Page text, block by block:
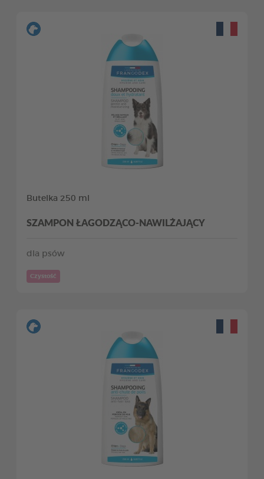
Butelka 250 ml
SZAMPON ŁAGODZĄCO-NAWILŻAJĄCY
dla psów
Czystość